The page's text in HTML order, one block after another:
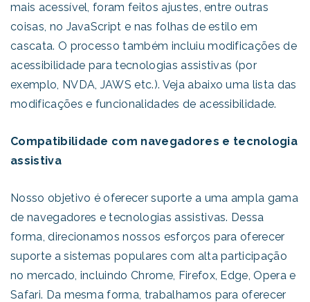
mais acessível, foram feitos ajustes, entre outras
coisas, no JavaScript e nas folhas de estilo em
cascata. O processo também incluiu modificações de
acessibilidade para tecnologias assistivas (por
exemplo, NVDA, JAWS etc.). Veja abaixo uma lista das
modificações e funcionalidades de acessibilidade.
Compatibilidade com navegadores e tecnologia
assistiva
Nosso objetivo é oferecer suporte a uma ampla gama
de navegadores e tecnologias assistivas. Dessa
forma, direcionamos nossos esforços para oferecer
suporte a sistemas populares com alta participação
no mercado, incluindo Chrome, Firefox, Edge, Opera e
Safari. Da mesma forma, trabalhamos para oferecer